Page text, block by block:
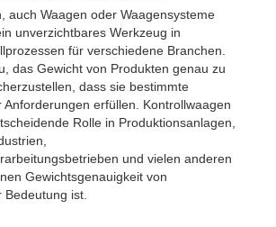
auch Waagen oder Waagensysteme
unverzichtbares Werkzeug in
für verschiedene Branchen.
das Gewicht von Produkten genau zu
dass sie bestimmte
Anforderungen erfüllen. Kontrollwaagen
Rolle in Produktionsanlagen,
und vielen anderen
Gewichtsgenauigkeit von
ist.